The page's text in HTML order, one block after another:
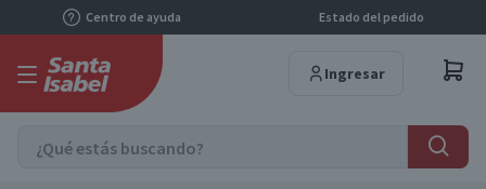
Centro de ayuda Estado del pedido
Ingresar